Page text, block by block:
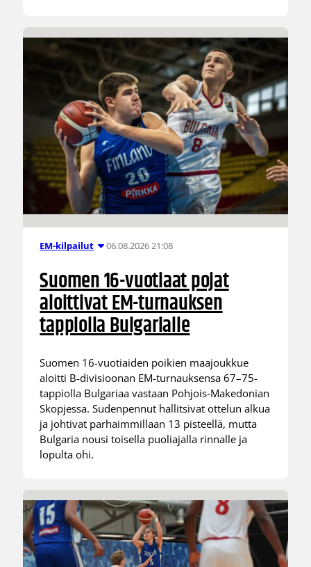
EM-kilpailut 06.08.2026 21:08
Suomen 16-vuotiaat pojat
aloittivat EM-turnauksen
tappiolla Bulgarialle
Suomen 16-vuotiaiden poikien maajoukkue
aloitti B-divisioonan EM-turnauksensa 67–75-
tappiolla Bulgariaa vastaan Pohjois-Makedonian
Skopjessa. Sudenpennut hallitsivat ottelun alkua
ja johtivat parhaimmillaan 13 pisteellä, mutta
Bulgaria nousi toisella puoliajalla rinnalle ja
lopulta ohi.